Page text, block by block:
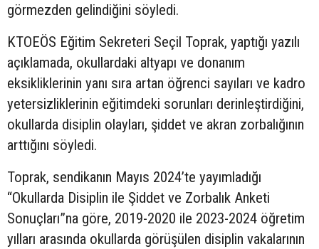
görmezden gelindiğini söyledi.
KTOEÖS Eğitim Sekreteri Seçil Toprak, yaptığı yazılı
açıklamada, okullardaki altyapı ve donanım
eksikliklerinin yanı sıra artan öğrenci sayıları ve kadro
yetersizliklerinin eğitimdeki sorunları derinleştirdiğini,
okullarda disiplin olayları, şiddet ve akran zorbalığının
arttığını söyledi.
Toprak, sendikanın Mayıs 2024’te yayımladığı
“Okullarda Disiplin ile Şiddet ve Zorbalık Anketi
Sonuçları”na göre, 2019-2020 ile 2023-2024 öğretim
yılları arasında okullarda görüşülen disiplin vakalarının